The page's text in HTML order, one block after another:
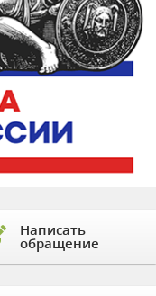
Написать
обращение